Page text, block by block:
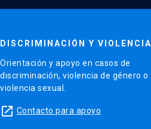
DISCRIMINACIÓN Y VIOLENCIA
Orientación y apoyo en casos de
discriminación, violencia de género o
violencia sexual.
launch Contacto para apoyo